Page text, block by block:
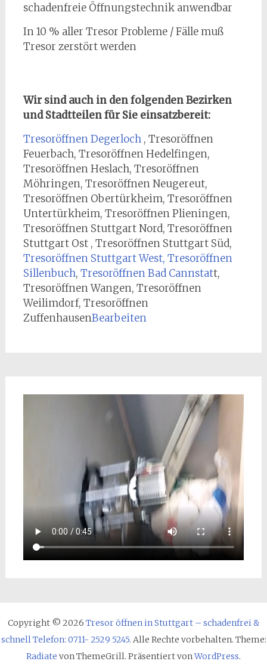
schadenfreie Öffnungstechnik anwendbar
In 10 % aller Tresor Probleme / Fälle muß
Tresor zerstört werden
Wir sind auch in den folgenden Bezirken
und Stadtteilen für Sie einsatzbereit:
Tresoröffnen Degerloch, Tresoröffnen
Feuerbach, Tresoröffnen Hedelfingen,
Tresoröffnen Heslach, Tresoröffnen
Möhringen, Tresoröffnen Neugereut,
Tresoröffnen Obertürkheim, Tresoröffnen
Untertürkheim, Tresoröffnen Plieningen,
Tresoröffnen Stuttgart Nord, Tresoröffnen
Stuttgart Ost , Tresoröffnen Stuttgart Süd,
Tresoröffnen Stuttgart West, Tresoröffnen
Sillenbuch, Tresoröffnen Bad Cannstatt,
Tresoröffnen Wangen, Tresoröffnen
Weilimdorf, Tresoröffnen
ZuffenhausenBearbeiten
Copyright © 2026 Tresor öffnen in Stuttgart – schadenfrei &
schnell Telefon: 0711- 2529 5245. Alle Rechte vorbehalten. Theme:
Radiate von ThemeGrill. Präsentiert vonWordPress.